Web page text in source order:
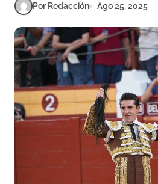
Por Redacción Ago 25, 2025